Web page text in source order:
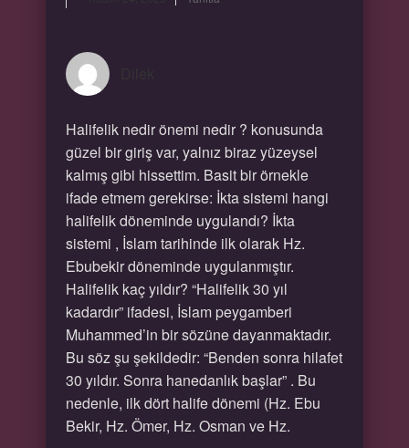
Halifelik nedir önemi nedir ? konusunda
güzel bir giriş var, yalnız biraz yüzeysel
kalmış gibi hissettim. Basit bir örnekle
ifade etmem gerekirse: İkta sistemi hangi
halifelik döneminde uygulandı? İkta
sistemi , İslam tarihinde ilk olarak Hz.
Ebubekir döneminde uygulanmıştır.
Halifelik kaç yıldır? “Halifelik 30 yıl
kadardır” ifadesi, İslam peygamberi
Muhammed’in bir sözüne dayanmaktadır.
Bu söz şu şekildedir: “Benden sonra hilafet
30 yıldır. Sonra hanedanlık başlar” . Bu
nedenle, ilk dört halife dönemi (Hz. Ebu
Bekir, Hz. Ömer, Hz. Osman ve Hz.